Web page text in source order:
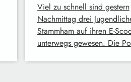
Viel zu schnell sind gestern
Nachmittag drei
Stammham auf ihren E-
unterwegs gewesen. Die